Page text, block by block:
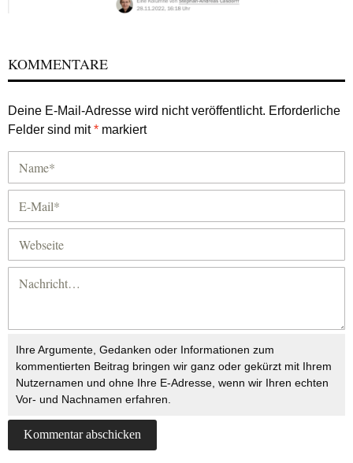
KOMMENTARE
Deine E-Mail-Adresse wird nicht veröffentlicht. Erforderliche
Felder sind mit* markiert
Ihre Argumente, Gedanken oder Informationen zum
kommentierten Beitrag bringen wir ganz oder gekürzt mit Ihrem
Nutzernamen und ohne Ihre E-Adresse, wenn wir Ihren echten
Vor- und Nachnamen erfahren.